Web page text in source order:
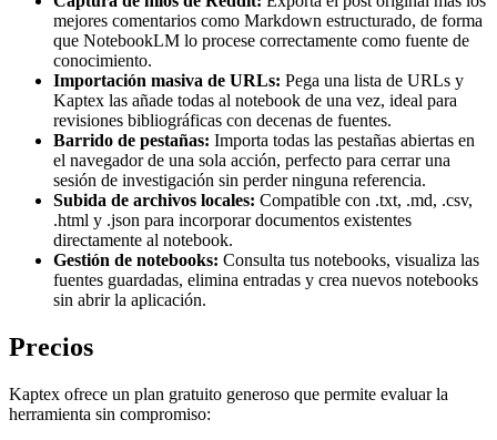
mejores comentarios como Markdown estructurado, de forma
que NotebookLM lo procese correctamente como fuente de
conocimiento.
Importación masiva de URLs: Pega una lista de URLs y
Kaptex las añade todas al notebook de una vez, ideal para
revisiones bibliográficas con decenas de fuentes.
Barrido de pestañas: Importa todas las pestañas abiertas en
el navegador de una sola acción, perfecto para cerrar una
sesión de investigación sin perder ninguna referencia.
Subida de archivos locales: Compatible con .txt, .md, .csv,
.html y .json para incorporar documentos existentes
directamente al notebook.
Gestión de notebooks: Consulta tus notebooks, visualiza las
fuentes guardadas, elimina entradas y crea nuevos notebooks
sin abrir la aplicación.
Precios
Kaptex ofrece un plan gratuito generoso que permite evaluar la
herramienta sin compromiso: